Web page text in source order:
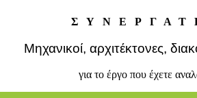
Μηχανικοί, αρχιτέκτονες,
για το έργο που έχετε